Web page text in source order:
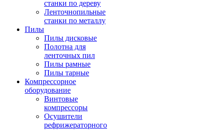
станки по дереву
Ленточнопильные
станки по металлу
Пилы
Пилы дисковые
Полотна для
ленточных пил
Пилы рамные
Пилы тарные
Компрессорное
оборудование
Винтовые
компрессоры
Осушители
рефрижераторного